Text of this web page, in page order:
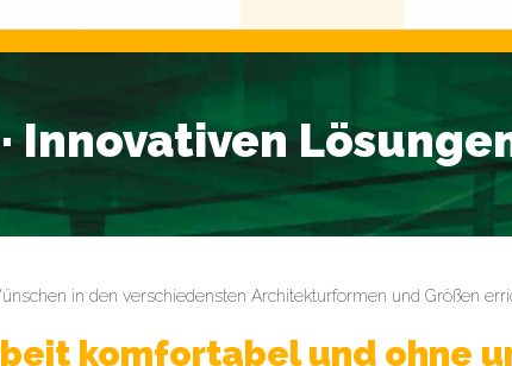
Innovativen
in den verschiedensten Architekturformen und Größen
komfortabel und ohne